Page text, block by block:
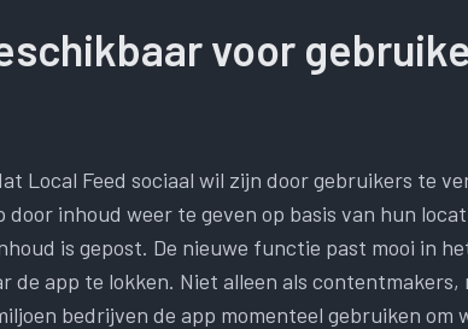
voor
Local Feed sociaal wil zijn door gebruikers te
door inhoud weer te geven op basis van hun
is gepost. De nieuwe functie past mooi in
de app te lokken. Niet alleen als
bedrijven de app momenteel gebruiken